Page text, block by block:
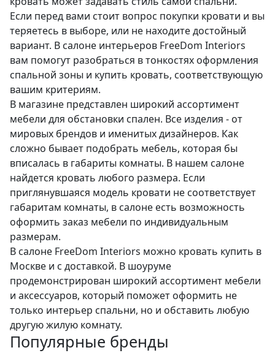
Если перед вами стоит вопрос покупки кровати и вы
теряетесь в выборе, или не находите достойный
вариант. В салоне интерьеров FreeDom Interiors
вам помогут разобраться в тонкостях оформления
спальной зоны и купить кровать, соответствующую
вашим критериям.
В магазине представлен широкий ассортимент
мебели для обстановки спален. Все изделия - от
мировых брендов и именитых дизайнеров. Как
сложно бывает подобрать мебель, которая бы
вписалась в габариты комнаты. В нашем салоне
найдется кровать любого размера. Если
приглянувшаяся модель кровати не соответствует
габаритам комнаты, в салоне есть возможность
оформить заказ мебели по индивидуальным
размерам.
В салоне FreeDom Interiors можно кровать купить в
Москве и с доставкой. В шоуруме
продемонстрирован широкий ассортимент мебели
и аксессуаров, который поможет оформить не
только интерьер спальни, но и обставить любую
другую жилую комнату.
Популярные бренды